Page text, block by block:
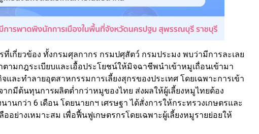
เกี่ยวข้อง ทั้งกรมศุลกากร กรมปศุสัตว์ กรมประมง พบว่ามีการละเลย
ามกฎระเบียบและเอื้อประโยชน์ให้มิจฉาชีพนำเข้าหมูเถื่อนเข้ามา
และทำลายอุตสาหกรรมการเลี้ยงสุกรของประเทศ โดยเฉพาะการเข้า
กมีต้นทุนการผลิตต่ำกว่าหมูของไทย ส่งผลให้ผู้เลี้ยงหมูไทยต้อง
นกว่า 6 เดือน โดยนายกฯ เศรษฐา ได้สั่งการให้กระทรวงเกษตรและ
ย่างเหมาะสม เพื่อฟื้นฟูเกษตรกรโดยเฉพาะผู้เลี้ยงหมูรายย่อยให้